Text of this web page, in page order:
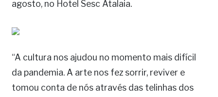
agosto, no Hotel Sesc Atalaia.
“A cultura nos ajudou no momento mais difícil
da pandemia. A arte nos fez sorrir, reviver e
tomou conta de nós através das telinhas dos